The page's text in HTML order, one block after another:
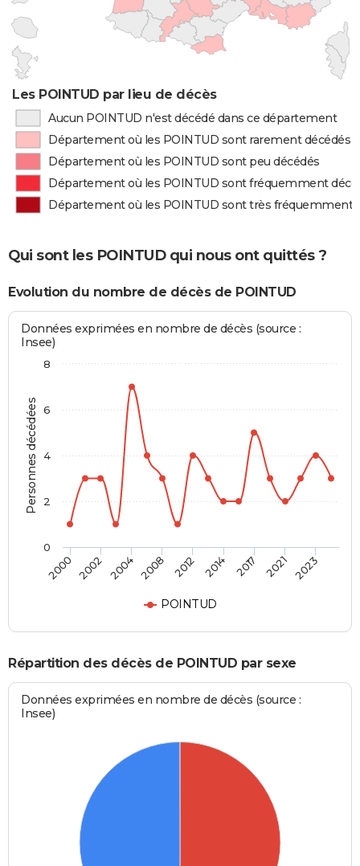
Les POINTUD par lieu de décès
Aucun POINTUD n'est décédé dans ce département
Département où les POINTUD sont rarement décédés
Département où les POINTUD sont peu décédés
Département où les POINTUD sont fréquemment
Département où les POINTUD sont très fréquemment
Qui sont les POINTUD qui nous ont quittés ?
Evolution du nombre de décès de POINTUD
Personnes décédées
Données exprimées en nombre de décès (source :
Insee)
POINTUD
2000 2002 2004 2008 2012 2014 2017 2021 2023
0
2
4
6
8
Répartition des décès de POINTUD par sexe
Données exprimées en nombre de décès (source :
Insee)